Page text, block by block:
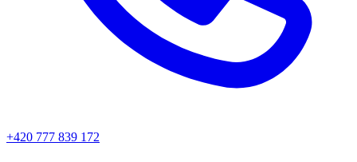
+420 777 839 172